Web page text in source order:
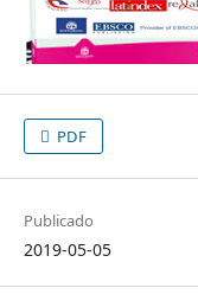
PDF
Publicado
2019-05-05